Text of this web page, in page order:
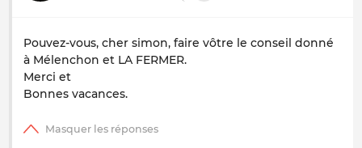
Pouvez-vous, cher simon, faire vôtre le conseil donné
à Mélenchon et LA FERMER.
Merci et
Bonnes vacances.